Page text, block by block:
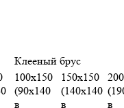
Клееный брус
100х150
(90х140
в
150х150
(140х140
в
в